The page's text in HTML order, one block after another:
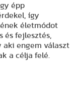
épp
így
életmódot
és fejlesztés,
aki engem választ
a célja felé.